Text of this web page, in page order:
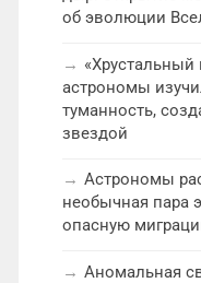
об эволюции
астрономы
туманность,
звездой
Астрономы
необычная пара
опасную
Аномальная